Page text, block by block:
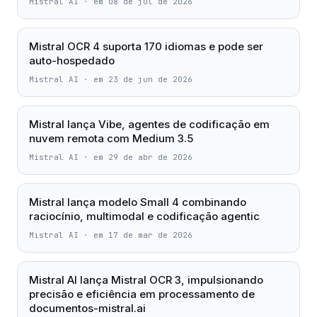
Mistral OCR 4 suporta 170 idiomas e pode ser
auto-hospedado
Mistral AI · em 23 de jun de 2026
Mistral lança Vibe, agentes de codificação em
nuvem remota com Medium 3.5
Mistral AI · em 29 de abr de 2026
Mistral lança modelo Small 4 combinando
raciocínio, multimodal e codificação agentic
Mistral AI · em 17 de mar de 2026
Mistral AI lança Mistral OCR 3, impulsionando
precisão e eficiência em processamento de
documentos-mistral.ai